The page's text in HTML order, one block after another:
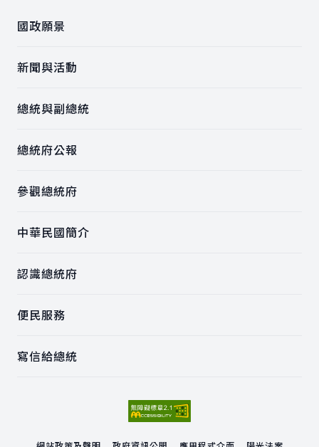
國政願景
新聞與活動
總統與副總統
總統府公報
參觀總統府
中華民國簡介
認識總統府
便民服務
寫信給總統